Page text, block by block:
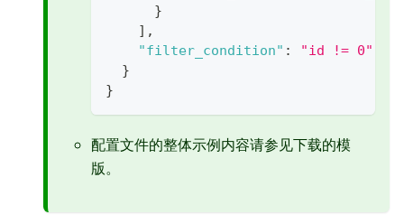
}
] ,
"filter_condition" : "id != 0"
}
}
配置文件的整体示例内容请参见下载的模
版。